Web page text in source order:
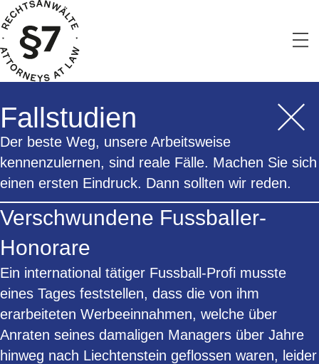
Fallstudien
Der beste Weg, unsere Arbeitsweise
kennenzulernen, sind reale Fälle. Machen Sie sich
einen ersten Eindruck. Dann sollten wir reden.
Verschwundene Fussballer-
Honorare
Ein international tätiger Fussball-Profi musste
eines Tages feststellen, dass die von ihm
erarbeiteten Werbeeinnahmen, welche über
Anraten seines damaligen Managers über Jahre
hinweg nach Liechtenstein geflossen waren, leider